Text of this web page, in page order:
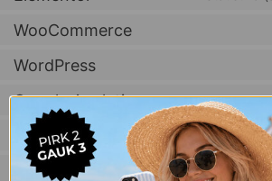
WooCommerce
WordPress
Google Analytics
Sourcebuster JS
Google Adsense